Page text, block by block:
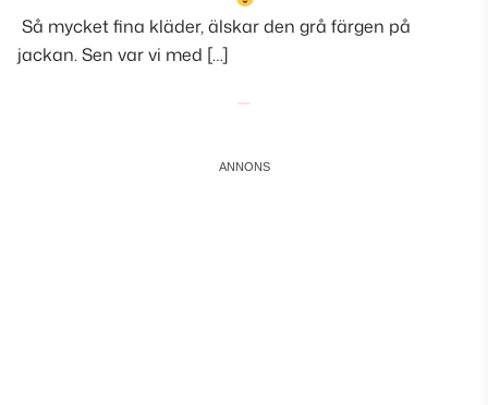
Så mycket fina kläder, älskar den grå färgen på
jackan. Sen var vi med […]